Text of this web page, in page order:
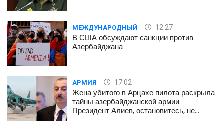
МЕЖДУНАРОДНЫЙ 12:27
В США обсуждают санкции против
Азербайджана
АРМИЯ 17:02
Жена убитого в Арцахе пилота раскрыла
тайны азербайджанской армии.
Президент Алиев, остановитесь, не